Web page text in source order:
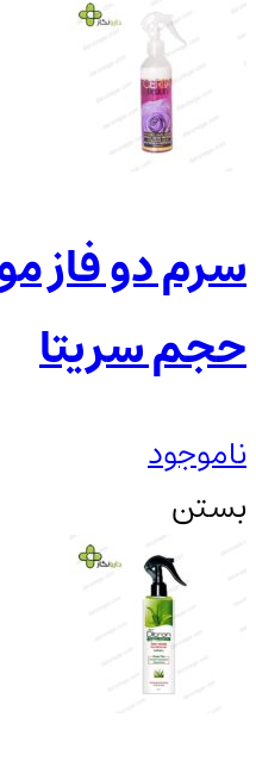
سرم دو فاز
حجم سریتا
ناموجود
بستن